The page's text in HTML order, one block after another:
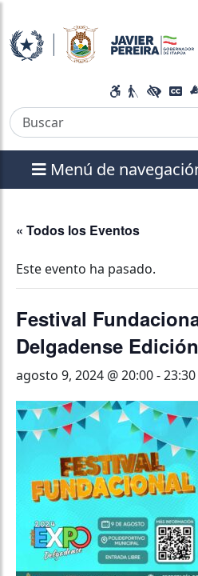
Menú de
« Todos los Eventos
Este evento ha pasado.
Festival
Delgadense
agosto 9, 2024 @ 20:00-23:30